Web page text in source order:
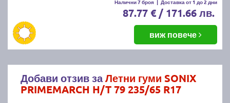
Налични 7 броя | Доставка от 1 до 2 дни
87.77 € / 171.66 лв.
виж повече
Добави отзив заЛетни гуми SONIX
PRIMEMARCH H/T 79 235/65 R17